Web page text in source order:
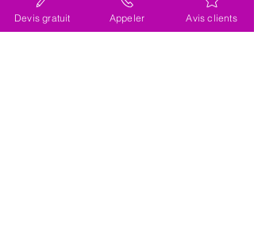
"Légende", vous assure un résultat
professionnel et impeccable. Les
Devis gratuit Appeler Avis clients